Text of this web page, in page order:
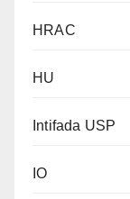
HRAC
HU
Intifada USP
IO